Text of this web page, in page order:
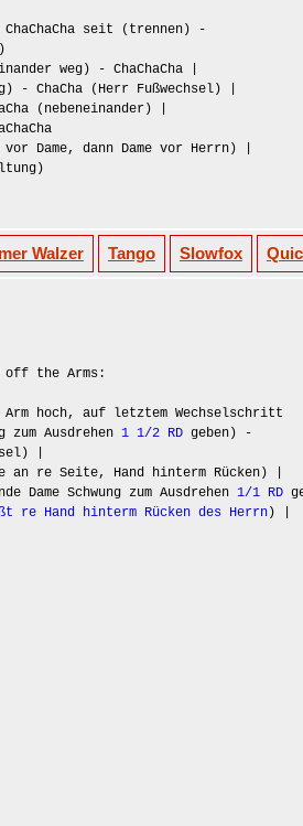
seit (trennen) -
weg) - ChaChaCha |
- ChaCha (Herr Fußwechsel) |
(nebeneinander) |
dann Dame vor Herrn) |
Walzer Tango Slowfox
off the Arms:
hoch, auf letztem Wechselschritt
Ausdrehen1 1/2 RD geben) -
|
re Seite, Hand hinterm Rücken) |
Schwung zum Ausdrehen1/1 RD
re Hand hinterm Rücken des Herrn ) |